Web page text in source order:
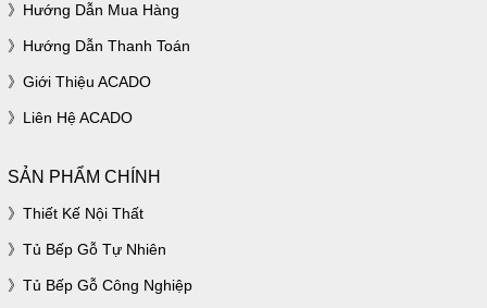
Hướng Dẫn Mua Hàng
Hướng Dẫn Thanh Toán
Giới Thiệu ACADO
Liên Hệ ACADO
SẢN PHẨM CHÍNH
Thiết Kế Nội Thất
Tủ Bếp Gỗ Tự Nhiên
Tủ Bếp Gỗ Công Nghiệp